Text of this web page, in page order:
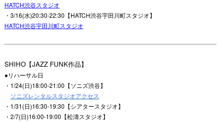
HATCH渋谷スタジオ
・3/16(水)20:30-22:30【HATCH渋谷宇田川町スタジオ】
HATCH渋谷宇田川町スタジオ
SHIHO【JAZZ FUNK作品】
●リハーサル日
・1/24(日)18:00-21:00【ソニズ渋谷】
ソニズレンタルスタジオアクセス
・1/31(日)16:30-19:30【シアタースタジオ】
・2/7(日)16:00-19:00【松濤スタジオ】